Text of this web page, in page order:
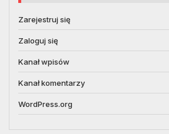
Zarejestruj się
Zaloguj się
Kanał wpisów
Kanał komentarzy
WordPress.org